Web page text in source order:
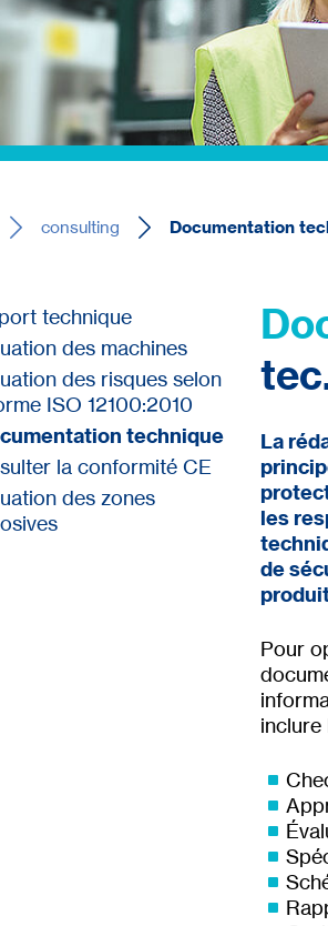
consulting Documentation
technique
des machines
des risques selon
ISO 12100:2010
technique
la conformité CE
des zones
La
les
de
Pour
inclure